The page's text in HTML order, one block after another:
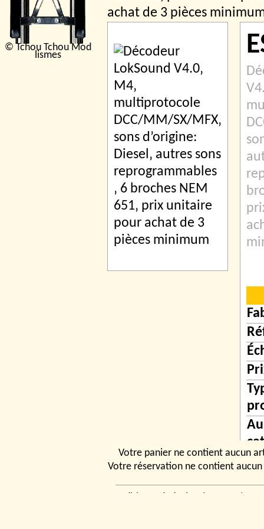
© Tchou Tchou Mod
lismes
achat de 3 pièces
Au
Votre panier ne contient aucun
Votre réservation ne contient